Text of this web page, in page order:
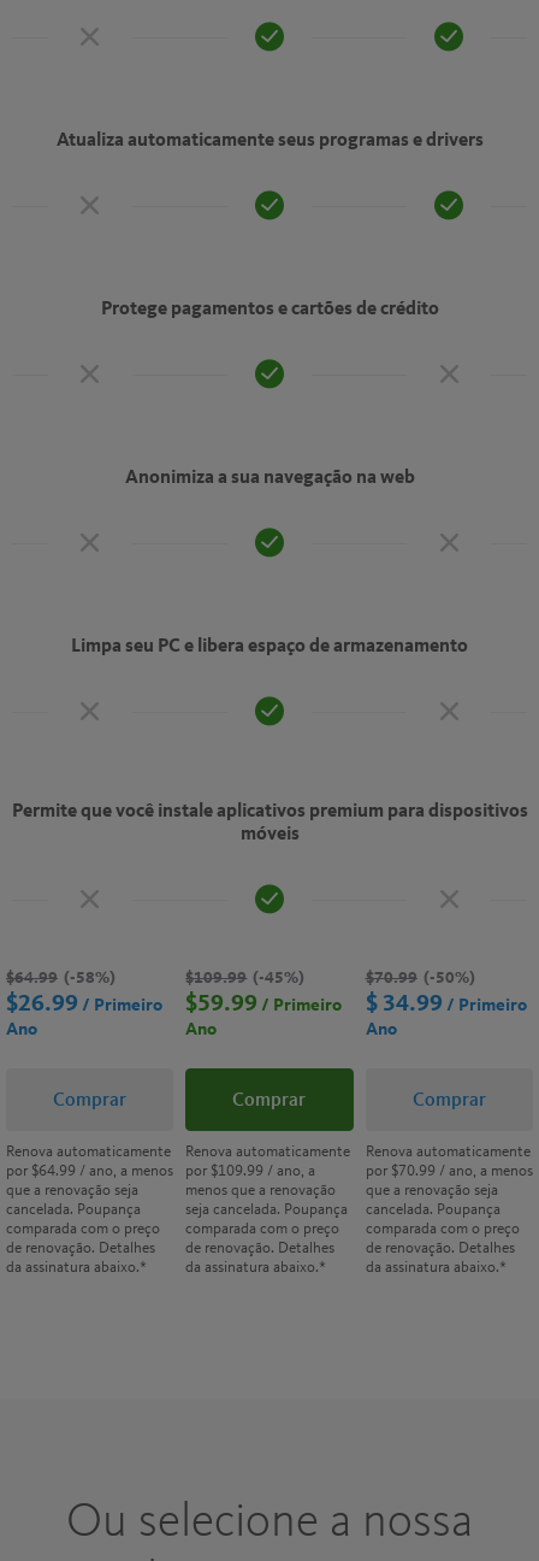
Atualiza automaticamente seus programas e drivers
Protege pagamentos e cartões de crédito
Anonimiza a sua navegação na web
Limpa seu PC e libera espaço de armazenamento
Permite que você instale aplicativos premium para dispositivos
móveis
$64.99 (-58%)
$26.99 / Primeiro
Ano
Comprar
Renova automaticamente
por $64.99 / ano, a menos
que a renovação seja
cancelada. Poupança
comparada com o preço
de renovação. Detalhes
da assinatura abaixo.*
$109.99 (-45%)
$59.99 / Primeiro
Ano
Comprar
Renova automaticamente
por $109.99 / ano, a
menos que a renovação
seja cancelada. Poupança
comparada com o preço
de renovação. Detalhes
da assinatura abaixo.*
$70.99 (-50%)
$ 34.99 / Primeiro
Ano
Comprar
Renova automaticamente
por $70.99 / ano, a menos
que a renovação seja
cancelada. Poupança
comparada com o preço
de renovação. Detalhes
da assinatura abaixo.*
Ou selecione a nossa